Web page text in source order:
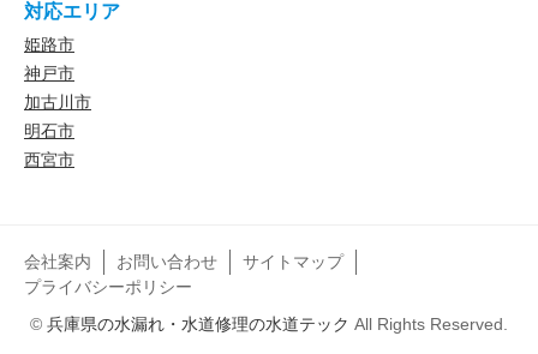
対応エリア
姫路市
神戸市
加古川市
明石市
西宮市
会社案内 お問い合わせ
サイトマップ
プライバシーポリシー
© 兵庫県の水漏れ・水道修理の水道テック All Rights Reserved.